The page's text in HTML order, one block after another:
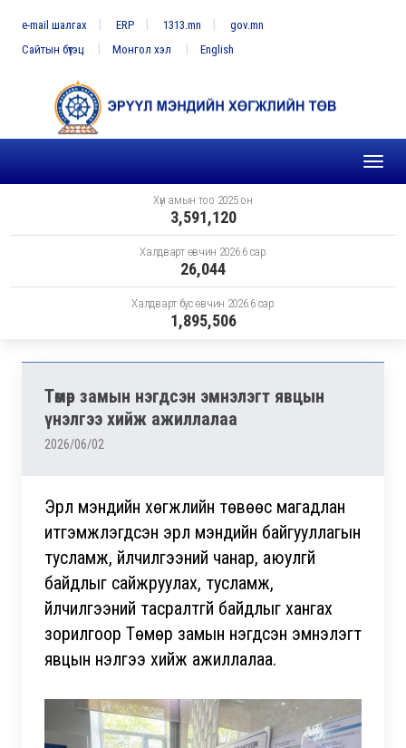
e-mail шалгах ERP 1313.mn
gov.mn
Сайтын бүтэц
Монгол хэл English
Toggle
Хүн амын тоо 2025 он
3,591,120
Халдварт өвчин 2026.6 сар
26,044
Халдварт бус өвчин 2026.6 сар
1,895,506
Төмөр замын нэгдсэн эмнэлэгт явцын
үнэлгээ хийж ажиллалаа
2026/06/02
Эрүүл мэндийн хөгжлийн төвөөс магадлан
итгэмжлэгдсэн эрүүл мэндийн байгууллагын
тусламж, үйлчилгээний чанар, аюулгүй
байдлыг сайжруулах, тусламж,
үйлчилгээний тасралтгүй байдлыг хангах
зорилгоор Төмөр замын нэгдсэн эмнэлэгт
явцын үнэлгээ хийж ажиллалаа.